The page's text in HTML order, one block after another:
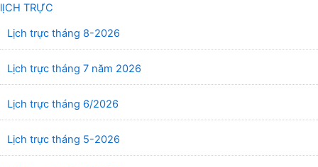
lỊCH TRỰC
Lịch trực tháng 8-2026
Lịch trực tháng 7 năm 2026
Lịch trực tháng 6/2026
Lịch trực tháng 5-2026